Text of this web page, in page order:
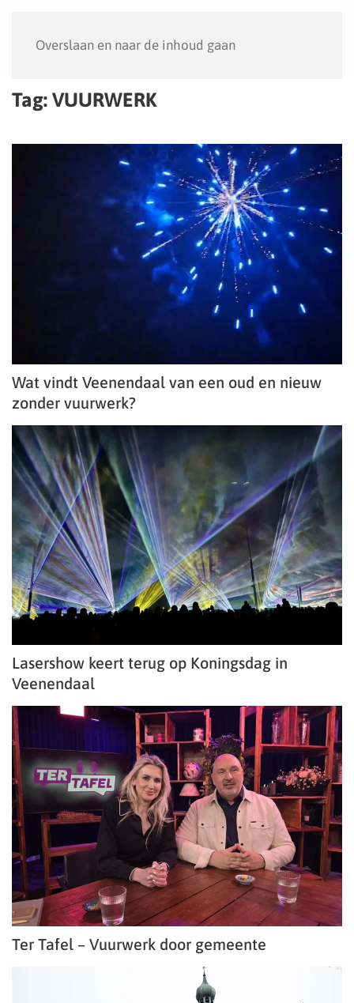
Overslaan en naar de inhoud gaan
Tag: VUURWERK
Wat vindt Veenendaal van een oud en nieuw
zonder vuurwerk?
Lasershow keert terug op Koningsdag in
Veenendaal
Ter Tafel – Vuurwerk door gemeente